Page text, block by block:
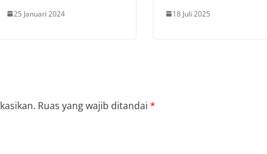
25 Januari 2024 18 Juli 2025
Ruas yang wajib ditandai *